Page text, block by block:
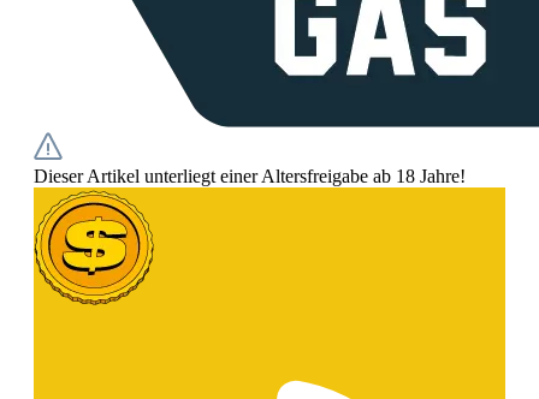
Dieser Artikel unterliegt einer Altersfreigabe ab 18 Jahre!